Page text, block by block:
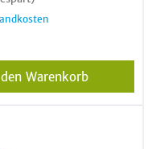
Warenkorb